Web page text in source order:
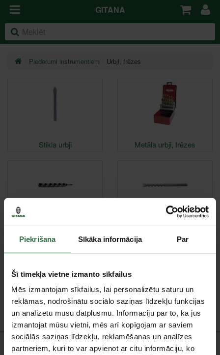
Piekrišana Sīkāka informācija Par
Šī tīmekļa vietne izmanto sīkfailus
Mēs izmantojam sīkfailus, lai personalizētu saturu un
reklāmas, nodrošinātu sociālo saziņas līdzekļu funkcijas
un analizētu mūsu datplūsmu. Informāciju par to, kā jūs
izmantojat mūsu vietni, mēs arī kopīgojam ar saviem
sociālās saziņas līdzekļu, reklamēšanas un analīzes
partneriem, kuri to var apvienot ar citu informāciju, ko
GITANA
Piederumi instrumentiem Urbji, frēzes
Stikla urbji Metāla urbji, frēzes
Koka urbji, frēzes Universālie urbji
Betona urbji, frēzes
Jaunumi